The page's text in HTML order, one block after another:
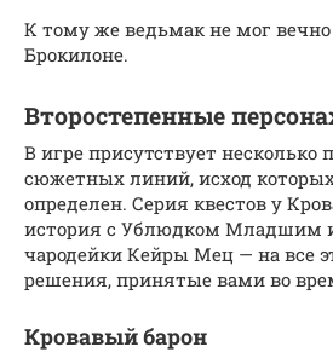
К тому же ведьмак не мог вечно
Брокилоне.
Второстепенные
В игре присутствует несколько
сюжетных линий, исход
определен. Серия квестов у
история с Ублюдком Младшим
чародейки Кейры Мец — на все
решения, принятые вами во
Кровавый барон